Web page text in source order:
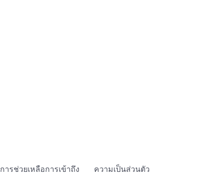
การช่วยเหลือการเข้าถึง
ความเป็นส่วนตัว